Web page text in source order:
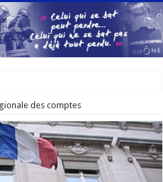
des comptes